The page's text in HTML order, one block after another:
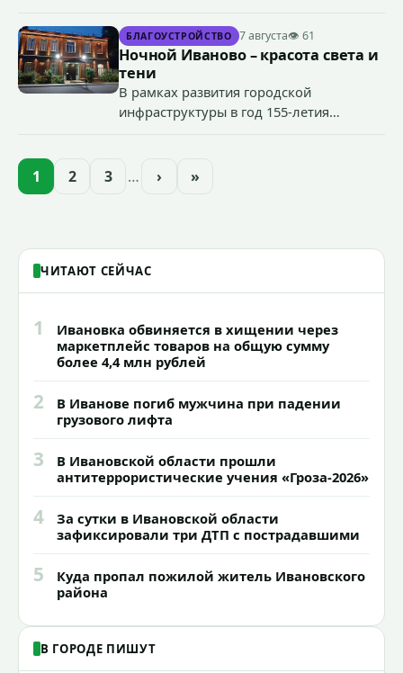
террористического акта на объекте
органов государственной власти.
«Гроза-2026».
БЛАГОУСТРОЙСТВО 7 августа👁 61
Ночной Иваново – красота света и
тени
В рамках развития городской
инфраструктуры в год 155-летия
проекта подсветки исторических
1 2 3 … › »
ЧИТАЮТ СЕЙЧАС
1
Ивановка обвиняется в хищении через
маркетплейс товаров на общую сумму
более 4,4 млн рублей
2
В Иванове погиб мужчина при падении
грузового лифта
3
В Ивановской области прошли
антитеррористические учения «Гроза-2026»
4
За сутки в Ивановской области
зафиксировали три ДТП с пострадавшими
5
Куда пропал пожилой житель Ивановского
района
В ГОРОДЕ ПИШУТ